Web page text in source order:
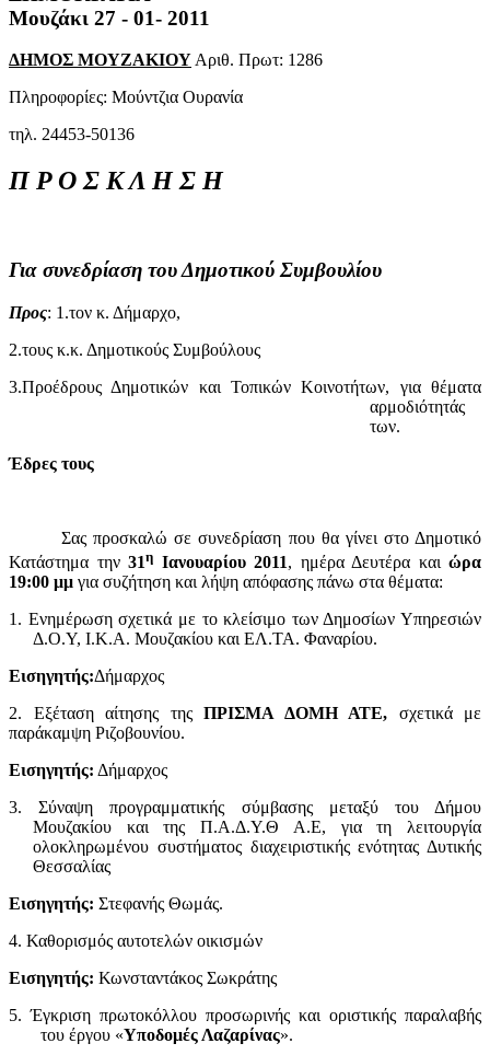
Μουζάκι 27 - 01- 2011
ΔΗΜΟΣ ΜΟΥΖΑΚΙΟΥ Αριθ. Πρωτ: 1286
Πληροφορίες: Μούντζια Ουρανία
τηλ. 24453-50136
Π Ρ Ο Σ ΚΛ Η Σ Η
Για συνεδρίαση τουΔημοτικού Συμβουλίου
Προς: 1.τον κ. Δήμαρχο,
2.τους κ.κ. Δημοτικούς Συμβούλους
3.Προέδρους Δημοτικών και Τοπικών Κοινοτήτων, για θέματα
αρμοδιότητάς
των.
Έδρες τους
Σας προσκαλώ σε συνεδρίαση που θα γίνει στο Δημοτικό
Κατάστημα την 31η Ιανουαρίου 2011, ημέρα Δευτέρα και ώρα
19:00 μμ για συζήτηση και λήψη απόφασης πάνω στα θέματα:
1. Ενημέρωση σχετικά με το κλείσιμο των Δημοσίων Υπηρεσιών
Δ.Ο.Υ, Ι.Κ.Α. Μουζακίου και ΕΛ.ΤΑ. Φαναρίου.
Εισηγητής:Δήμαρχος
2. Εξέταση αίτησης της ΠΡΙΣΜΑ ΔΟΜΗ ΑΤΕ, σχετικά με
παράκαμψη Ριζοβουνίου.
Εισηγητής: Δήμαρχος
3. Σύναψη προγραμματικής σύμβασης μεταξύ του Δήμου
Μουζακίου και της Π.Α.Δ.Υ.Θ Α.Ε, για τη λειτουργία
ολοκληρωμένου συστήματος διαχειριστικής ενότητας Δυτικής
Θεσσαλίας
Εισηγητής: Στεφανής Θωμάς.
4. Καθορισμός αυτοτελών οικισμών
Εισηγητής: Κωνσταντάκος Σωκράτης
5. Έγκριση πρωτοκόλλου προσωρινής και οριστικής παραλαβής
του έργου «Υποδομές Λαζαρίνας».